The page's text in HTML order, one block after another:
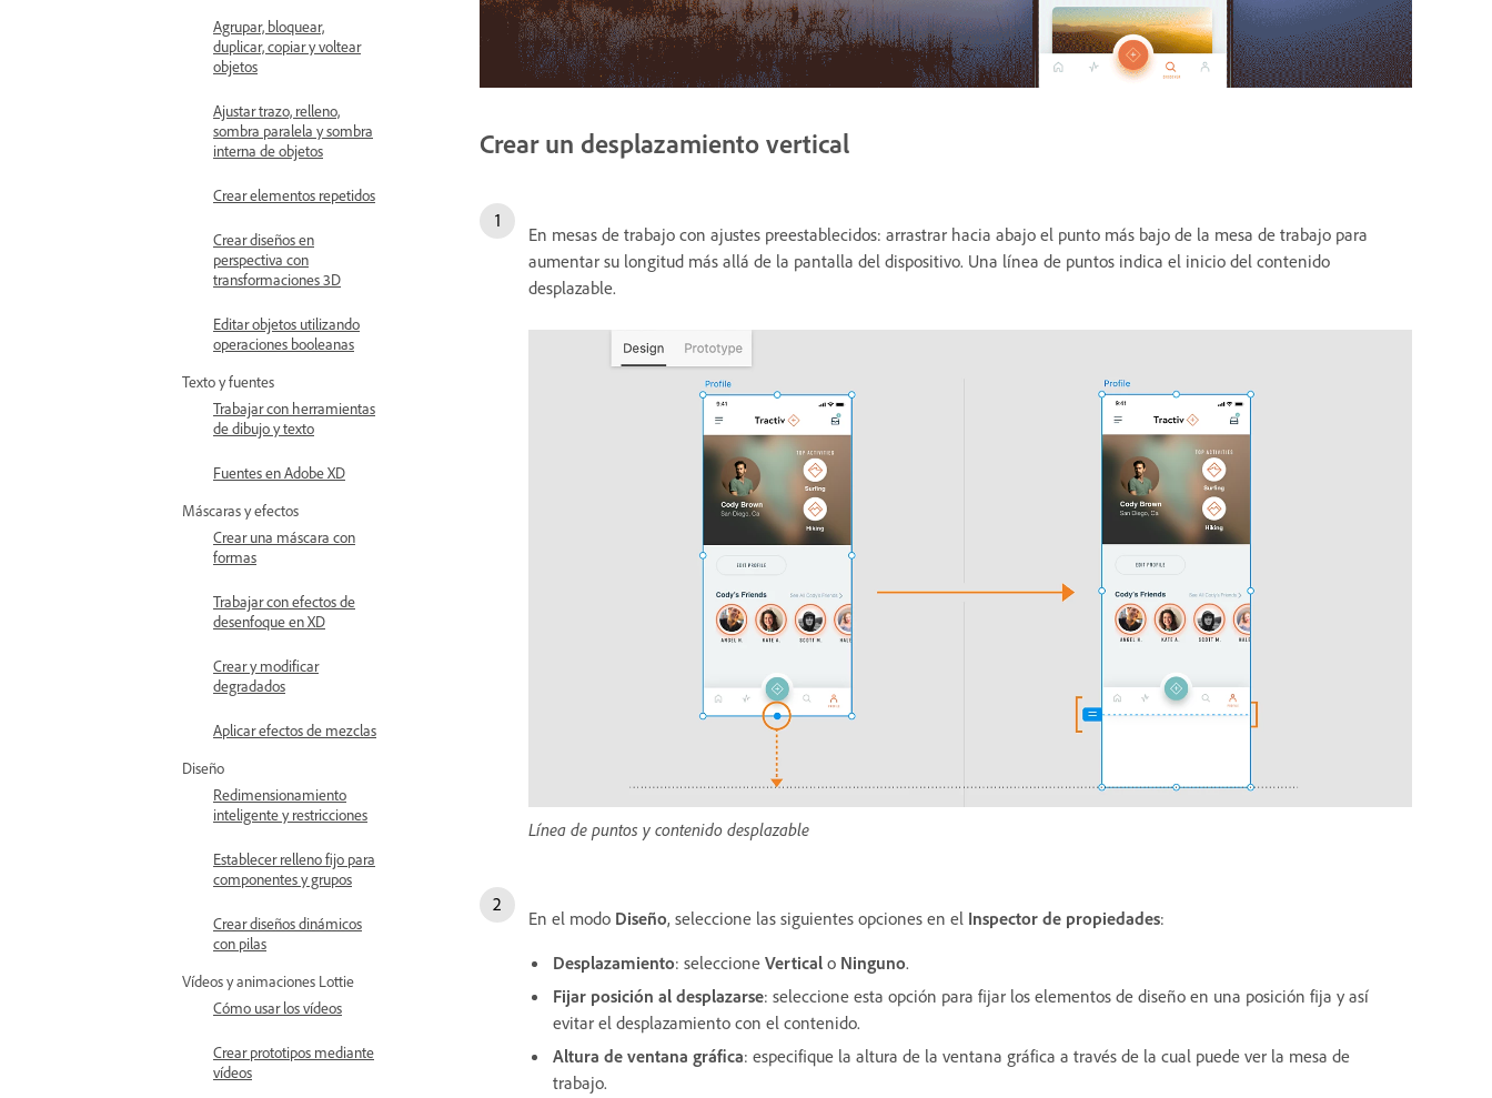
Agrupar, bloquear,
duplicar, copiar y voltear
objetos
Ajustar trazo, relleno,
sombra paralela y sombra
interna de objetos
Crear elementos repetidos
Crear diseños en
perspectiva con
transformaciones 3D
Editar objetos utilizando
operaciones booleanas
Texto y fuentes
Trabajar con herramientas
de dibujo y texto
Fuentes en Adobe XD
Máscaras y efectos
Crear una máscara con
formas
Trabajar con efectos de
desenfoque en XD
Crear y modificar
degradados
Aplicar efectos de mezclas
Diseño
Redimensionamiento
inteligente y restricciones
Establecer relleno fijo para
componentes y grupos
Crear diseños dinámicos
con pilas
Vídeos y animaciones Lottie
Cómo usar los vídeos
Crear prototipos mediante
vídeos
Crear un desplazamiento vertical
En mesas de trabajo con ajustes preestablecidos: arrastrar hacia abajo el punto más bajo de la mesa de trabajo para
aumentar su longitud más allá de la pantalla del dispositivo. Una línea de puntos indica el inicio del contenido
desplazable.
Línea de puntos y contenido desplazable
En el modo Diseño, seleccione las siguientes opciones en el Inspector de propiedades:
Desplazamiento: seleccione Vertical o Ninguno.
Fijar posición al desplazarse: seleccione esta opción para fijar los elementos de diseño en una posición fija y así
evitar el desplazamiento con el contenido.
Altura de ventana gráfica: especifique la altura de la ventana gráfica a través de la cual puede ver la mesa de
trabajo.